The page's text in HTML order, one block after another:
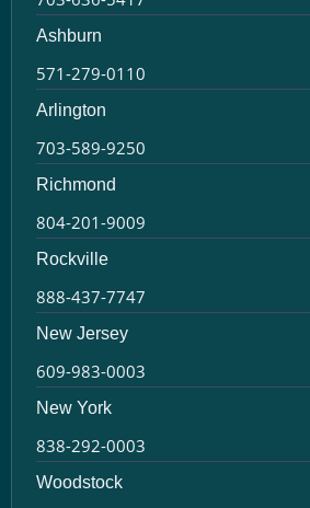
Ashburn
571-279-0110
Arlington
703-589-9250
Richmond
804-201-9009
Rockville
888-437-7747
New Jersey
609-983-0003
New York
838-292-0003
Woodstock